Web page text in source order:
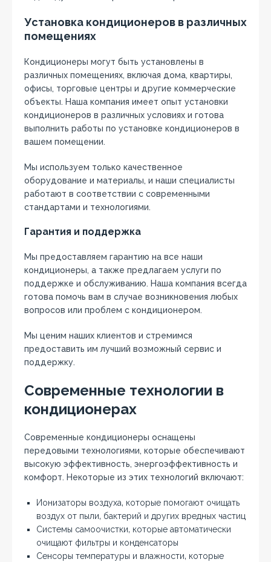
Установка кондиционеров в различных
помещениях
Кондиционеры могут быть установлены в
различных помещениях‚ включая дома‚ квартиры‚
офисы‚ торговые центры и другие коммерческие
объекты. Наша компания имеет опыт установки
кондиционеров в различных условиях и готова
выполнить работы по установке кондиционеров в
вашем помещении.
Мы используем только качественное
оборудование и материалы‚ и наши специалисты
работают в соответствии с современными
стандартами и технологиями.
Гарантия и поддержка
Мы предоставляем гарантию на все наши
кондиционеры‚ а также предлагаем услуги по
поддержке и обслуживанию. Наша компания всегда
готова помочь вам в случае возникновения любых
вопросов или проблем с кондиционером.
Мы ценим наших клиентов и стремимся
предоставить им лучший возможный сервис и
поддержку.
Современные технологии в
кондиционерах
Современные кондиционеры оснащены
передовыми технологиями‚ которые обеспечивают
высокую эффективность‚ энергоэффективность и
комфорт. Некоторые из этих технологий включают:
Ионизаторы воздуха‚ которые помогают очищать
воздух от пыли‚ бактерий и других вредных частиц
Системы самоочистки‚ которые автоматически
очищают фильтры и конденсаторы
Сенсоры температуры и влажности‚ которые